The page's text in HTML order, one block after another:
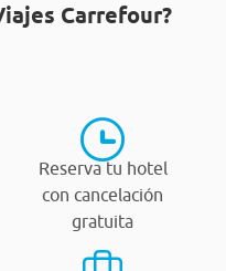
Carrefour?
Reserva tu hotel
con cancelación
gratuita